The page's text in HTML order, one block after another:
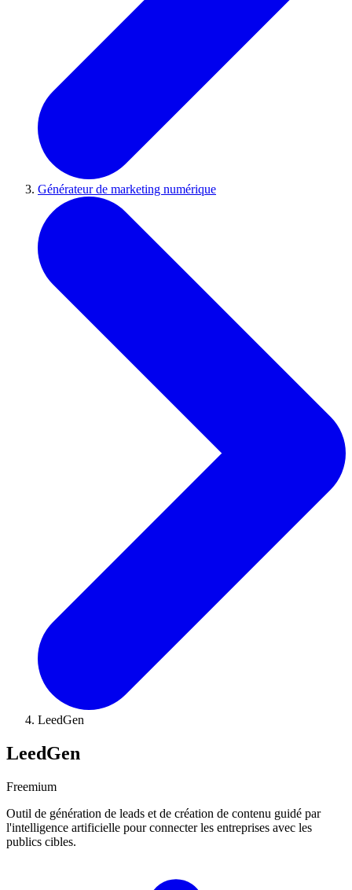
Générateur de marketing numérique
LeedGen
LeedGen
Freemium
Outil de génération de leads et de création de contenu guidé par
l'intelligence artificielle pour connecter les entreprises avec les
publics cibles.